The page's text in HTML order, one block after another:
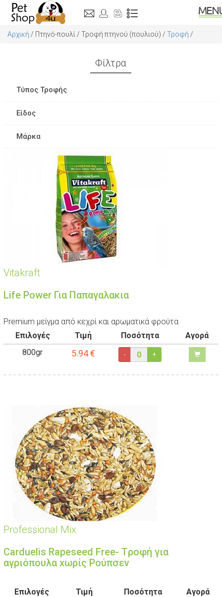
Αρχική / Πτηνό-πουλί / Τροφή πτηνού (πουλιού) / Τροφή /
Φίλτρα
Τύπος Τροφής
Super Premium
Είδος
Τροφές για αγριόπουλα
Τροφές για παραδείσια πουλιά.
Τροφές για Περιστέρια.
Τροφές καναρινιών
Μάρκα
Professional Mix
Lolo pets
Psittacus
Vitakraft
Life Power Για Παπαγαλακια
Premium μείγμα από κεχρί και αρωματικά φρούτα
Επιλογές
Τιμή Ποσότητα
Αγορά
800gr
5.94€ - +
Professional Mix
Carduelis Rapeseed Free- Tροφή για
αγριόπουλα xωρίς Ρούπσεν
Επιλογές Τιμή Ποσότητα
Αγορά